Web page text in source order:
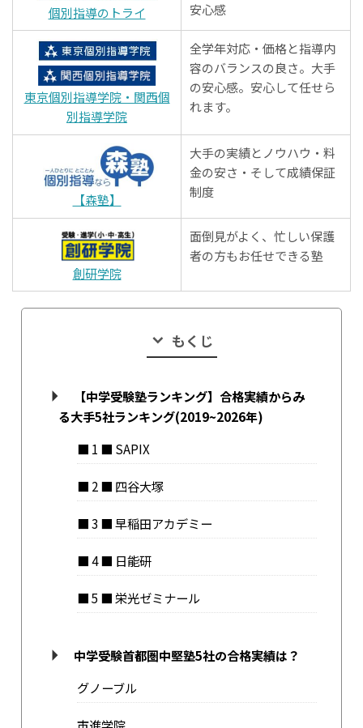
個別指導のトライ
安心感
東京個別指導学院・関西個
別指導学院
全学年対応・価格と指導内
容のバランスの良さ。大手
の安心感。安心して任せら
れます。
【森塾】
大手の実績とノウハウ・料
金の安さ・そして成績保証
制度
創研学院
面倒見がよく、忙しい保護
者の方もお任せできる塾
もくじ
【中学受験塾ランキング】合格実績からみ
る大手5社ランキング(2019~2026年)
■ 1 ■ SAPIX
■ 2 ■ 四谷大塚
■ 3 ■ 早稲田アカデミー
■ 4 ■ 日能研
■ 5 ■ 栄光ゼミナール
中学受験首都圏中堅塾5社の合格実績は？
グノーブル